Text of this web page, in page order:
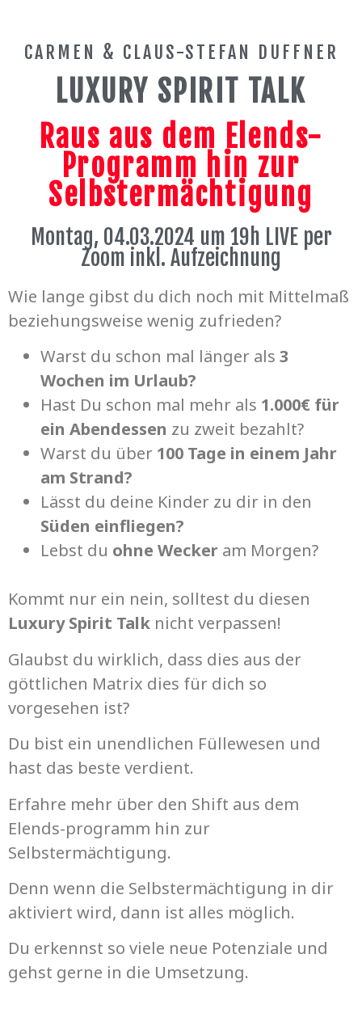
CARMEN & CLAUS-STEFAN DUFFNER
LUXURY SPIRIT TALK
Raus aus dem Elends-
Programm hin zur
Selbstermächtigung
Montag, 04.03.2024 um 19h LIVE per
Zoom inkl. Aufzeichnung
Wie lange gibst du dich noch mit Mittelmaß
beziehungsweise wenig zufrieden?
Warst du schon mal länger als 3
Wochen im Urlaub?
Hast Du schon mal mehr als 1.000€ für
ein Abendessen zu zweit bezahlt?
Warst du über 100 Tage in einem Jahr
am Strand?
Lässt du deine Kinder zu dir in den
Süden einfliegen?
Lebst du ohne Wecker am Morgen?
Kommt nur ein nein, solltest du diesen
Luxury Spirit Talk nicht verpassen!
Glaubst du wirklich, dass dies aus der
göttlichen Matrix dies für dich so
vorgesehen ist?
Du bist ein unendlichen Füllewesen und
hast das beste verdient.
Erfahre mehr über den Shift aus dem
Elends-programm hin zur
Selbstermächtigung.
Denn wenn die Selbstermächtigung in dir
aktiviert wird, dann ist alles möglich.
Du erkennst so viele neue Potenziale und
gehst gerne in die Umsetzung.